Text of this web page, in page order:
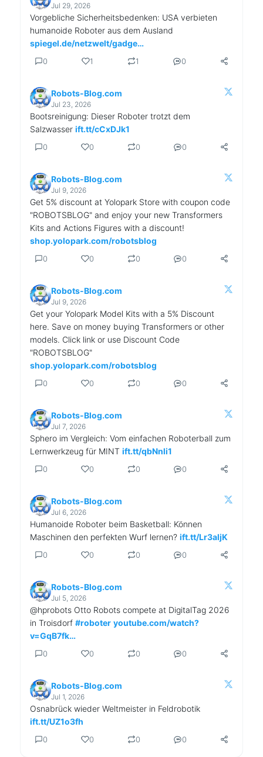
Jul 29, 2026
Vorgebliche Sicherheitsbedenken: USA verbieten
humanoide Roboter aus dem Ausland
spiegel.de/netzwelt/gadge…
0 1 1 0
Robots-Blog.com
Jul 23, 2026
Bootsreinigung: Dieser Roboter trotzt dem
Salzwasserift.tt/cCxDJk1
0 0 0 0
Robots-Blog.com
Jul 9, 2026
Get 5% discount at Yolopark Store with coupon code
"ROBOTSBLOG" and enjoy your new Transformers
Kits and Actions Figures with a discount!
shop.yolopark.com/robotsblog
0 0 0 0
Robots-Blog.com
Jul 9, 2026
Get your Yolopark Model Kits with a 5% Discount
here. Save on money buying Transformers or other
models. Click link or use Discount Code
"ROBOTSBLOG"
shop.yolopark.com/robotsblog
0 0 0 0
Robots-Blog.com
Jul 7, 2026
Sphero im Vergleich: Vom einfachen Roboterball zum
Lernwerkzeug für MINTift.tt/qbNnli1
0 0 0 0
Robots-Blog.com
Jul 6, 2026
Humanoide Roboter beim Basketball: Können
Maschinen den perfekten Wurf lernen?ift.tt/Lr3aljK
0 0 0 0
Robots-Blog.com
Jul 5, 2026
@hprobots Otto Robots compete at DigitalTag 2026
in Troisdorf#roboter youtube.com/watch?
v=GqB7fk…
0 0 0 0
Robots-Blog.com
Jul 1, 2026
Osnabrück wieder Weltmeister in Feldrobotik
ift.tt/UZ1o3fh
0 0 0 0